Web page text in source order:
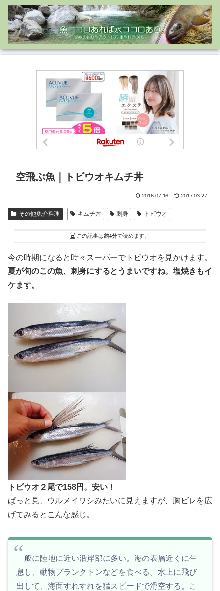
空飛ぶ魚｜トビウオキムチ丼
2016.07.16 2017.03.27
その他魚介料理 キムチ丼 刺身 トビウオ
この記事は約4分で読めます。
今の時期になると時々スーパーでトビウオを見かけます。
夏が旬のこの魚、刺身にするとうまいですね。塩焼きもイ
ケます。
トビウオ２尾で158円。安い！
ぱっと見、ウルメイワシみたいに見えますが、胸ビレを広
げてみるとこんな感じ。
一般に陸地に近い沿岸部に多い。海の表層近くに生
息し、動物プランクトンなどを食べる。水上に飛び
出して、海面すれすれを猛スピードで滑空する。こ